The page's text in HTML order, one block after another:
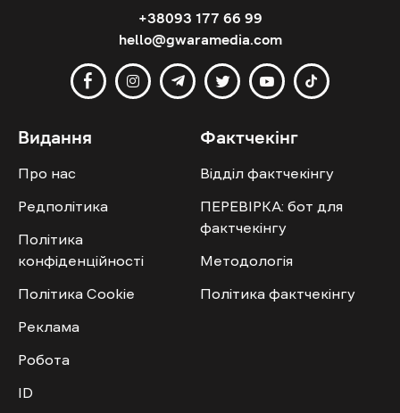
+38093 177 66 99
hello@gwaramedia.com
Видання
Про нас
Редполітика
Політика
конфіденційності
Політика Cookie
Реклама
Робота
ID
Фактчекінг
Відділ фактчекінгу
ПЕРЕВІРКА: бот для
фактчекінгу
Методологія
Політика фактчекінгу